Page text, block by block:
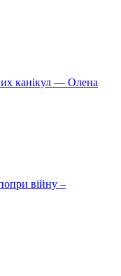
канікул — Олена
війну –